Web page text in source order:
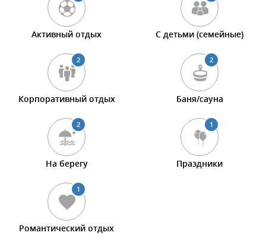
Активный отдых С детьми (семейные)
2
Корпоративный отдых
2
Баня/сауна
2
На берегу
1
Праздники
1
Романтический отдых